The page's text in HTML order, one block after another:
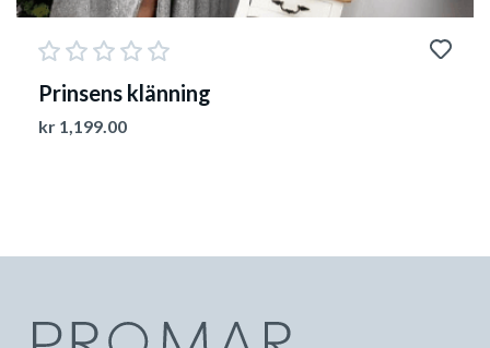
Prinsens klänning
kr 1,199.00